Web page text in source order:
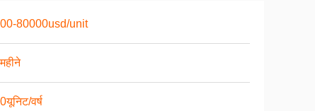
80000usd/unit
वर्ष